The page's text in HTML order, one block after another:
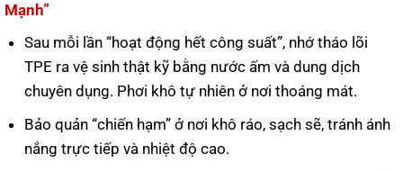
Mạnh”
Sau mỗi lần “hoạt động hết công suất”, nhớ tháo lõi
TPE ra vệ sinh thật kỹ bằng nước ấm và dung dịch
chuyên dụng. Phơi khô tự nhiên ở nơi thoáng mát.
Bảo quản “chiến hạm” ở nơi khô ráo, sạch sẽ, tránh ánh
nắng trực tiếp và nhiệt độ cao.